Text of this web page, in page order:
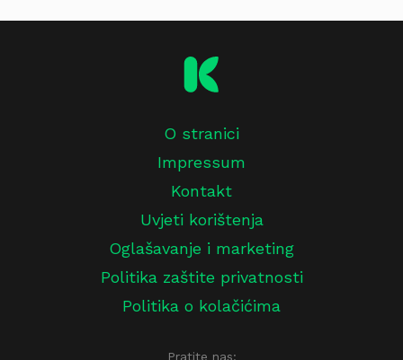
O stranici
Impressum
Kontakt
Uvjeti korištenja
Oglašavanje i marketing
Politika zaštite privatnosti
Politika o kolačićima
Pratite nas: